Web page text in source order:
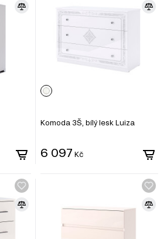
Komoda 3Š, bílý lesk Luiza
6 097 Kč